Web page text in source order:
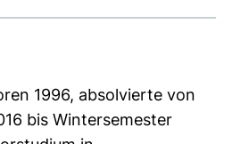
1996, absolvierte von
bis Wintersemester